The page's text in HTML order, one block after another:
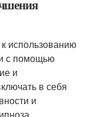
использованию
с помощью
и
в себя
и